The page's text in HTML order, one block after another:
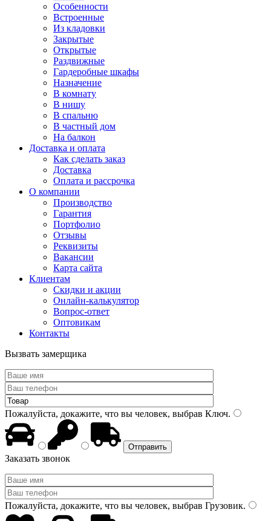
Особенности
Встроенные
Из кладовки
Закрытые
Открытые
Раздвижные
Гардеробные шкафы
Назначение
В комнату
В нишу
В спальню
В частный дом
На балкон
Доставка и оплата
Как сделать заказ
Доставка
Оплата и рассрочка
О компании
Производство
Гарантия
Портфолио
Отзывы
Реквизиты
Вакансии
Карта сайта
Клиентам
Скидки и акции
Онлайн-калькулятор
Вопрос-ответ
Оптовикам
Контакты
Вызвать замерщика
Пожалуйста, докажите, что вы человек, выбрав Ключ.
Заказать звонок
Пожалуйста, докажите, что вы человек, выбрав Грузовик.